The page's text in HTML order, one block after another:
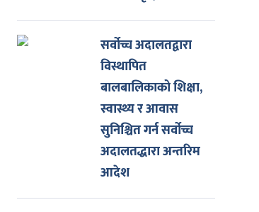
सर्वोच्च अदालतद्वारा
विस्थापित
बालबालिकाको शिक्षा,
स्वास्थ्य र आवास
सुनिश्चित गर्न सर्वोच्च
अदालतद्धारा अन्तरिम
आदेश